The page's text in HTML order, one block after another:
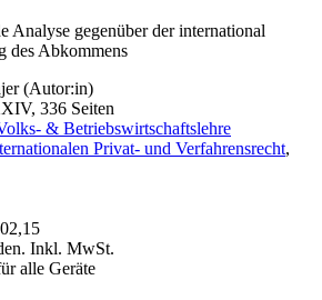
Analyse gegenüber der international
des Abkommens
(Autor:in)
336 Seiten
& Betriebswirtschaftslehre
Privat- und Verfahrensrecht,
Inkl. MwSt.
alle Geräte